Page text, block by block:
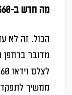
מה חדש ב-DJI Avata 360 לעומת ה-Avata 2?
הכול. זה לא